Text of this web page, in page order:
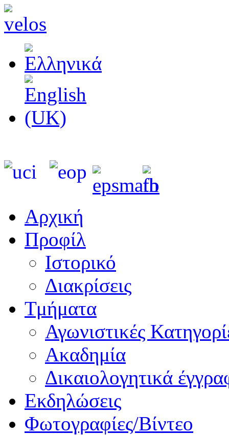
Αρχική
Προφίλ
Ιστορικό
Διακρίσεις
Τμήματα
Αγωνιστικές
Ακαδημία
Δικαιολογητικά
Εκδηλώσεις
Φωτογραφίες/Βίντεο